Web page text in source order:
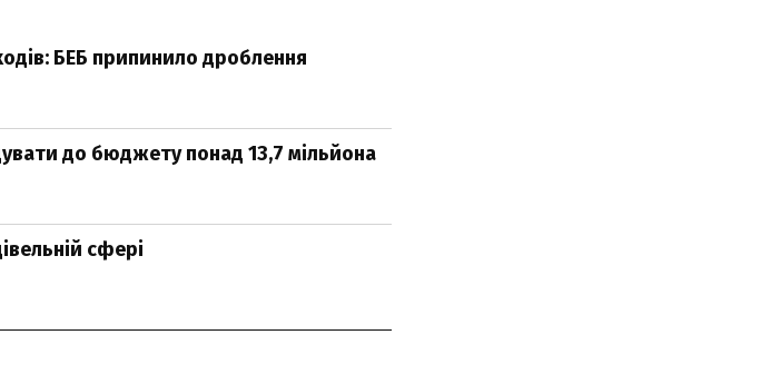
БЕБ припинило дроблення
до бюджету понад 13,7 мільйона
сфері